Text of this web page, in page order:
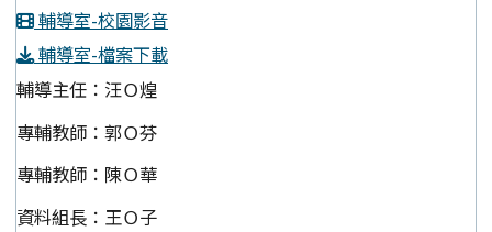
輔導室-校園影音
輔導室-檔案下載
輔導主任：汪Ｏ煌
專輔教師：郭Ｏ芬
專輔教師：陳Ｏ華
資料組長：王Ｏ子